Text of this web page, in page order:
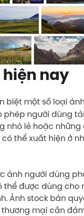
nay
biệt một số loại
người dùng
nhỏ lẻ hoặc
thể xuất hiện ở
ảnh người dùng
được dùng
Ảnh stock bản
mại cần